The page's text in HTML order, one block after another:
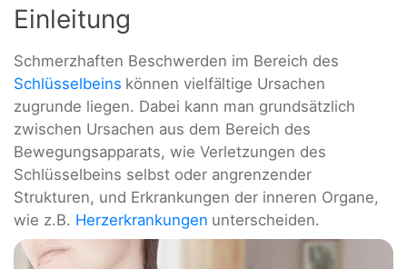
Einleitung
Schmerzhaften Beschwerden im Bereich des
Schlüsselbeins können vielfältige Ursachen
zugrunde liegen. Dabei kann man grundsätzlich
zwischen Ursachen aus dem Bereich des
Bewegungsapparats, wie Verletzungen des
Schlüsselbeins selbst oder angrenzender
Strukturen, und Erkrankungen der inneren Organe,
wie z.B. Herzerkrankungen unterscheiden.